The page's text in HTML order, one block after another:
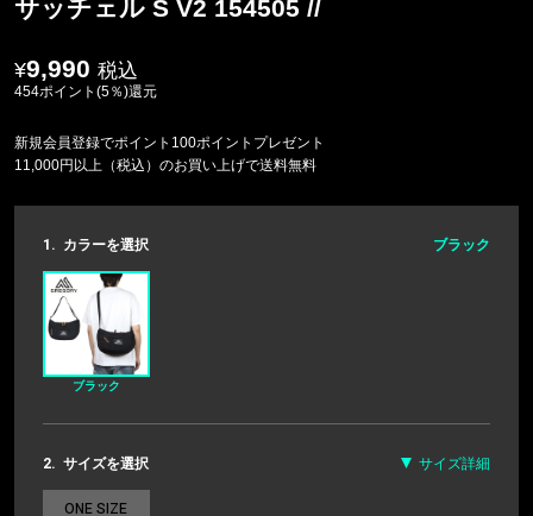
サッチェル S V2 154505 //
9,990 税込
454ポイント(5％)還元
新規会員登録でポイント100ポイントプレゼント
11,000円以上（税込）のお買い上げで送料無料
1. カラーを選択 ブラック
ブラック
2. サイズを選択 サイズ詳細
ONE SIZE